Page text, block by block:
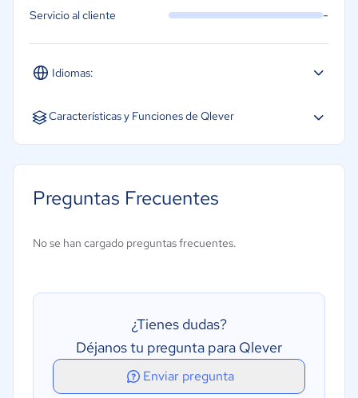
Idiomas:
Español
Servicio al cliente -
Características y Funciones de Qlever
Gestión de órdenes de compra
Gestión de pedidos
Gestión de proyectos
Preguntas Frecuentes
No se han cargado preguntas frecuentes.
¿Tienes dudas?
Déjanos tu pregunta para Qlever
Enviar pregunta